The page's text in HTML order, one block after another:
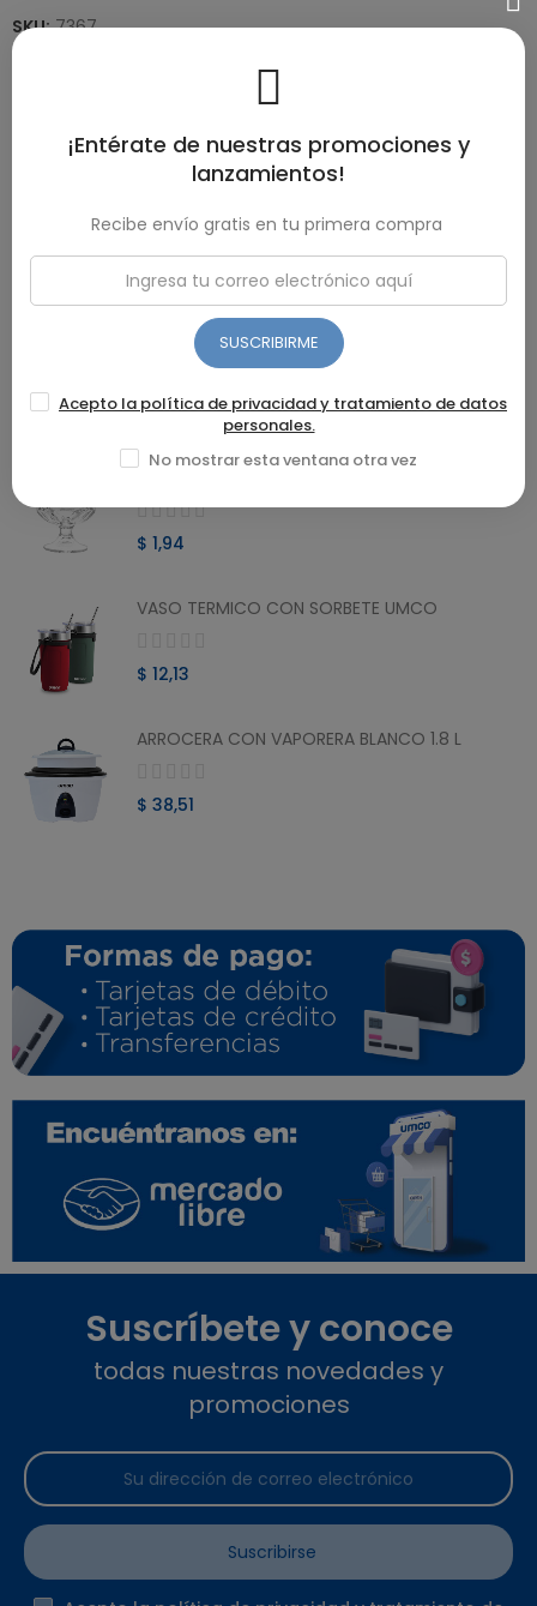
SKU:7367
Aluminio extragrueso para mayor resistencia Mango
ergonómico soft touch. Tapa de vidrio. Medidas 20 cm
RESEÑAS(0)
Recomendados
$ 1,94
VASO TERMICO CON SORBETE UMCO
$ 12,13
ARROCERA CON VAPORERA BLANCO 1.8 L
$ 38,51
Suscríbete y conoce
todas nuestras novedades y
promociones
Suscribirse
¡Entérate de nuestras promociones y
lanzamientos!
Recibe envío gratis en tu primera compra
SUSCRIBIRME
Acepto la política de privacidad y tratamiento de datos
personales.
No mostrar esta ventana otra vez